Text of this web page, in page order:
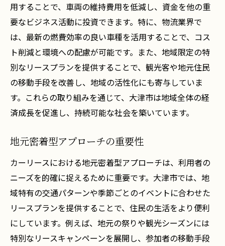
用することで、車両の維持費用を低減し、資金を他の重
要なビジネス活動に投資できます。特に、物流業界で
は、最新の燃費効率の良い車種を活用することで、コス
ト削減と環境への配慮が可能です。また、地域限定の特
別なリースプランを提供することで、観光客や地元住民
の移動手段を改善し、地域の活性化にも寄与していま
す。これらの取り組みを通じて、大津市は地域全体の経
済成長を促進し、持続可能な社会を築いています。
地元密着型アプローチの重要性
カーリースにおける地元密着型アプローチは、利用者の
ニーズを的確に捉えるために重要です。大津市では、地
域特有の交通パターンや季節ごとのイベントに合わせた
リースプランを提供することで、住民の生活をより便利
にしています。例えば、地元の祭りや観光シーズンには
特別なリースキャンペーンを展開し、参加者の移動手段